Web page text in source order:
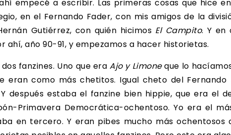
empecé a escribir. Las primeras cosas que hice
en el Fernando Fader, con mis amigos de la
Gutiérrez, con quién hicimos El Campito. Y en
ahí, año 90-91, y empezamos a hacer historietas.
fanzines. Uno que eraAjo y Limoneque lo
eran como más chetitos. Igual cheto del
después estaba el fanzine bien hippie, que era el
Primavera Democrática-ochentoso. Yo era el
en tercero. Y eran pibes mucho más